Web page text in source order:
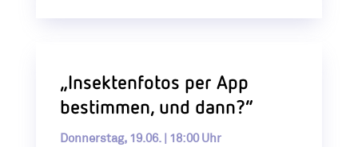
„Insektenfotos per App
bestimmen, und dann?“
Donnerstag, 19.06. | 18:00 Uhr